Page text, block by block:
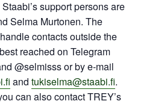
support persons are
Selma Murtonen. The
contacts outside the
reached on Telegram
@selmisss or by e-mail
and tukiselma@staabi.fi.
can also contact TREY’s